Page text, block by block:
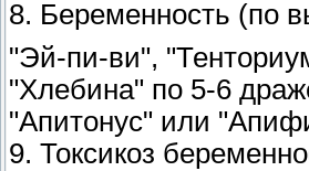
8. Беременность (по
"Эй-пи-ви",
"Хлебина" по 5-6
"Апитонус" или
9. Токсикоз